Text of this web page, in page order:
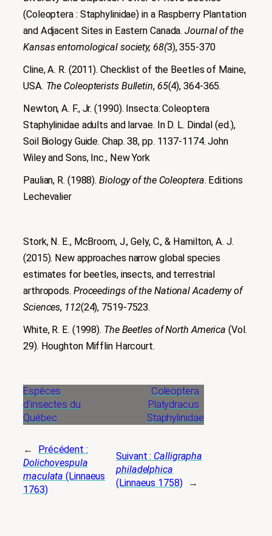
(Coleoptera : Staphylinidae) in a Raspberry Plantation
and Adjacent Sites in Eastern Canada.Journal of the
Kansas entomological society, 68(3), 355-370
Cline, A. R. (2011). Checklist of the Beetles of Maine,
USA. The Coleopterists Bulletin, 65(4), 364-365.
Newton, A. F., Jr. (1990). Insecta: Coleoptera
Staphylinidae adults and larvae. In D. L. Dindal (ed.),
Soil Biology Guide. Chap. 38, pp. 1137-1174. John
Wiley and Sons, Inc., New York
Paulian, R. (1988). Biology of the Coleoptera. Editions
Lechevalier
Stork, N. E., McBroom, J., Gely, C., & Hamilton, A. J.
(2015). New approaches narrow global species
estimates for beetles, insects, and terrestrial
arthropods. Proceedings of the National Academy of
Sciences, 112(24), 7519-7523.
White, R. E. (1998). The Beetles of North America (Vol.
29). Houghton Mifflin Harcourt.
Espèces
d’insectes du
Québec
Coleoptera
Platydracus
Staphylinidae
←
Précédent :
Dolichovespula
maculata (Linnaeus
1763)
Suivant : Calligrapha
philadelphica
(Linnaeus 1758)
→